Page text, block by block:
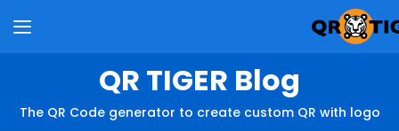
QR TIGER Blog
The QR Code generator to create custom QR with logo